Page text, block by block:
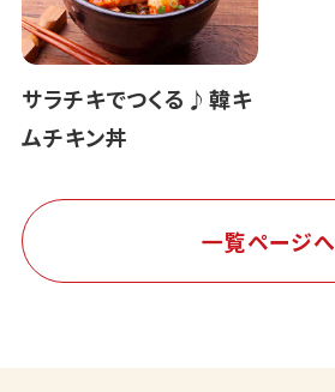
サラチキでつくる♪韓キ
ムチキン丼
一覧ページへ